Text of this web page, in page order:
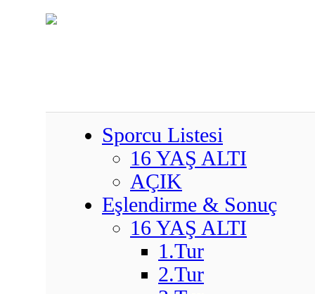
Sporcu Listesi
16 YAŞ ALTI
AÇIK
Eşlendirme & Sonuç
16 YAŞ ALTI
1.Tur
2.Tur